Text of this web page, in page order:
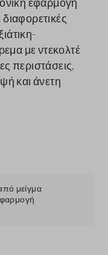
με ντεκολτέ
περιστάσεις,
και άνετη